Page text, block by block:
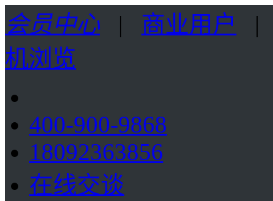
会员中心 | 商业用户
机浏览
400-900-9868
18092363856
在线交谈